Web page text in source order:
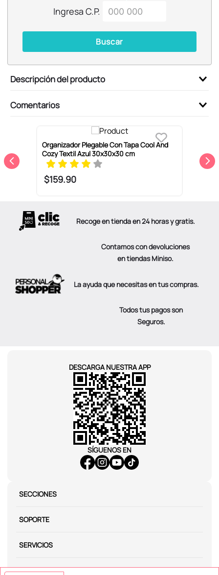
Ingresa C.P.
Buscar
Descripción del producto
Comentarios
Organizador Plegable Con Tapa Cool And
Cozy Textil Azul 30x30x30 cm
$159.90
Recoge en tienda en 24 horas y gratis.
Contamos con devoluciones
en tiendas Miniso.
La ayuda que necesitas en tus compras.
Todos tus pagos son
Seguros.
DESCARGA NUESTRA APP
SÍGUENOS EN
SECCIONES
SOPORTE
SERVICIOS
NOSOTROS